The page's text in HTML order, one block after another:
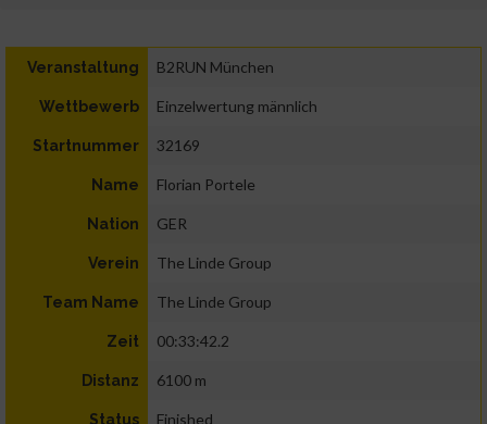
Veranstaltung B2RUN München
Wettbewerb Einzelwertung männlich
Startnummer 32169
Name Florian Portele
Nation GER
Verein The Linde Group
Team Name The Linde Group
Zeit 00:33:42.2
Distanz 6100 m
Status Finished